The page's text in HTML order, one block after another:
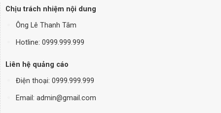
Chịu trách nhiệm nội dung
Ông Lê Thanh Tâm
Hotline: 0999.999.999
Liên hệ quảng cáo
Điện thoại: 0999.999.999
Email: admin@gmail.com